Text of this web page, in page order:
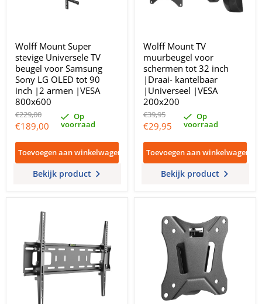
Wolff Mount Super
stevige Universele TV
beugel voor Samsung
Sony LG OLED tot 90
inch |2 armen |VESA
800x600
Oorspronkelijke
prijs
€229,00
Huidige
€189,00
Op
voorraad
Toevoegen aan winkelwagen
Bekijk product
Wolff Mount TV
muurbeugel voor
schermen tot 32 inch
|Draai- kantelbaar
|Universeel |VESA
200x200
Oorspronkelijke
prijs
€39,95
Huidige
€29,95
Op
voorraad
Toevoegen aan winkelwagen
Bekijk product